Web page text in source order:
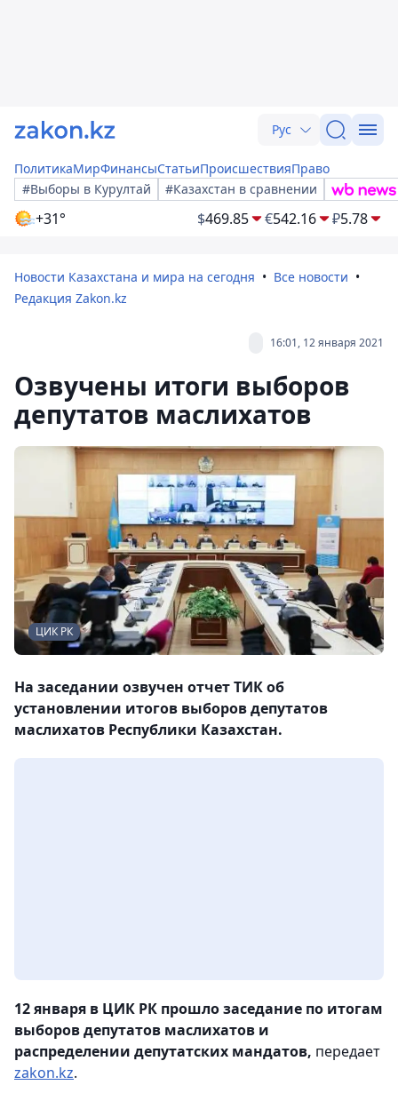
Рус
ПолитикаМирФинансыСтатьиПроисшествияПраво
#Выборы в Курултай
#Казахстан в сравнении
+31° $469.85 €542.16 ₽5.78
Новости Казахстана и мира на сегодня
Все новости
Редакция Zakon.kz
16:01, 12 января 2021
Озвучены итоги выборов
депутатов маслихатов
ЦИК РК
На заседании озвучен отчет ТИК об
установлении итогов выборов депутатов
маслихатов Республики Казахстан.
12 января в ЦИК РК прошло заседание по итогам
выборов депутатов маслихатов и
распределении депутатских мандатов, передает
zakon.kz.